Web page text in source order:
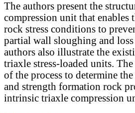
The authors present the
compression unit that
rock stress conditions to
partial wall sloughing and
authors also illustrate the
triaxle stress-loaded units.
of the process to determine
and strength formation rock
intrinsic triaxle compression